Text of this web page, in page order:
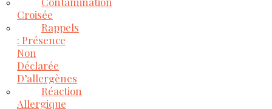
Croisée
Rappels
: Présence
Non
Déclarée
D’allergènes
Réaction
Allergique